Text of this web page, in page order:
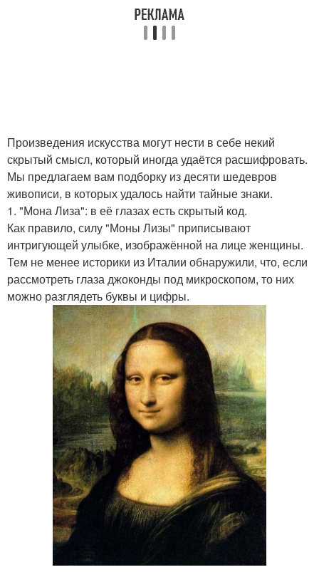
Произведения искусства могут нести в себе некий
скрытый смысл, который иногда удаётся расшифровать.
Мы предлагаем вам подборку из десяти шедевров
живописи, в которых удалось найти тайные знаки.
1. "Мона Лиза": в её глазах есть скрытый код.
Как правило, силу "Моны Лизы" приписывают
интригующей улыбке, изображённой на лице женщины.
Тем не менее историки из Италии обнаружили, что, если
рассмотреть глаза джоконды под микроскопом, то них
можно разглядеть буквы и цифры.